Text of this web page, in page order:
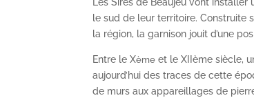
Les Sires de Beaujeu vont
le sud de leur territoire. Construite
la région, la garnison jouit d’une
Entre le Xème et le XIIème siècle,
aujourd’hui des traces de cette
de murs aux appareillages de